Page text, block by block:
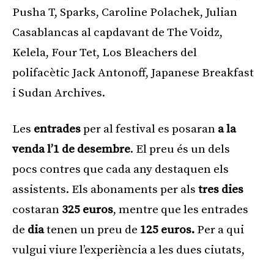
Pusha T, Sparks, Caroline Polachek, Julian
Casablancas al capdavant de The Voidz,
Kelela, Four Tet, Los Bleachers del
polifacètic Jack Antonoff, Japanese Breakfast
i Sudan Archives.
Les entradesper al festival es posaran a la
venda l’1 de desembre. El preu és un dels
pocs contres que cada any destaquen els
assistents. Els abonaments per als tres dies
costaran 325 euros, mentre que les entrades
de diatenen un preu de 125 euros. Per a qui
vulgui viure l’experiència a les dues ciutats,